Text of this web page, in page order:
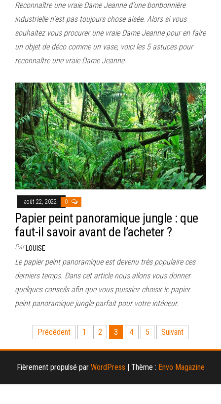
Reconnaître une vraie Dame Jeanne d’une bonbonnière
industrielle n’est pas toujours chose aisée. Alors si vous
souhaitez vous procurer une vraie Dame Jeanne pour en faire
un objet de déco comme un vase, voici les 5 astuces pour
reconnaître une vraie Dame Jeanne.
août 22, 2022 0
Papier peint panoramique jungle : que
faut-il savoir avant de l’acheter ?
ParLOUISE
Le papier peint panoramique est devenu très populaire ces
derniers temps. Dans cet article nous allons vous donner
quelques conseils afin que vous puissiez choisir le papier
peint panoramique jungle parfait pour votre intérieur.
Pagination
des
publications
Précédent 1 2 3 4 5 Suivant
Fièrement propulsé par WordPress | Thème : Envo Magazine